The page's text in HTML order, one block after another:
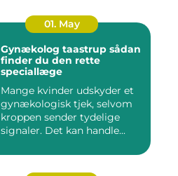
01. May
Gynækolog taastrup sådan
finder du den rette
speciallæge
Mange kvinder udskyder et
gynækologisk tjek, selvom
kroppen sender tydelige
signaler. Det kan handle...